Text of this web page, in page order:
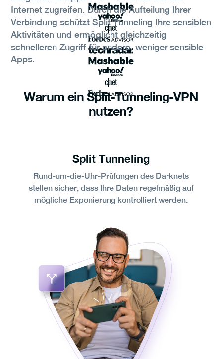
Internet zugreifen. Durch die Aufteilung Ihrer
Verbindung schützt Split Tunneling Ihre sensiblen
Aktivitäten und ermöglicht gleichzeitig
schnelleren Zugriff für andere, weniger sensible
Apps.
Warum ein Split-Tunneling-VPN
nutzen?
Split Tunneling
Rund-um-die-Uhr-Prüfungen des Darknets
stellen sicher, dass Ihre Daten regelmäßig auf
mögliche Exponierung kontrolliert werden.